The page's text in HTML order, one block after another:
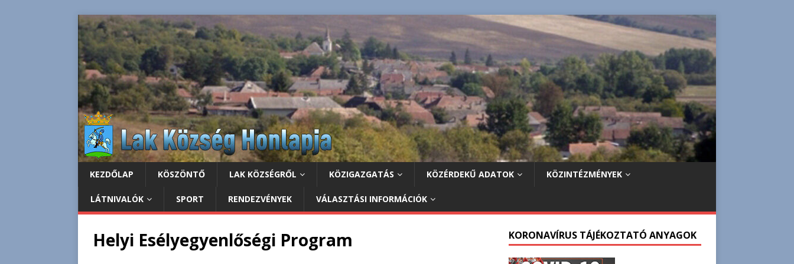
KEZDŐLAP KÖSZÖNTŐ LAK KÖZSÉGRŐL KÖZIGAZGATÁS KÖZÉRDEKŰ ADATOK KÖZINTÉZMÉNYEK
LÁTNIVALÓK SPORT RENDEZVÉNYEK VÁLASZTÁSI INFORMÁCIÓK
Helyi Esélyegyenlőségi Program KORONAVÍRUS TÁJÉKOZTATÓ ANYAGOK